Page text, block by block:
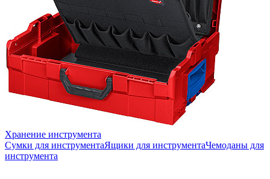
Хранение инструмента
Сумки для инструментаЯщики для инструментаЧемоданы для
инструмента